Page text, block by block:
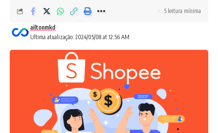
Ultima atualização: 2024/05/08 at 12:56 AM
ailtonmkd
5 leitura mínima